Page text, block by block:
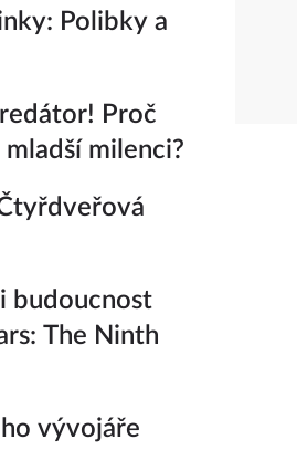
Polibky a
Proč
milenci?
budoucnost
The Ninth
vývojáře